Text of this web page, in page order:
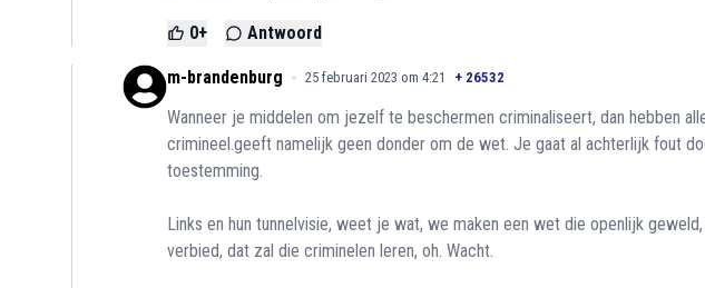
0+ Antwoord
m-brandenburg 25 februari 2023 om 4:21 + 26532
Wanneer je middelen om jezelf te beschermen criminaliseert, dan hebben
crimineel.geeft namelijk geen donder om de wet. Je gaat al achterlijk fout
toestemming.
Links en hun tunnelvisie, weet je wat, we maken een wet die openlijk
verbied, dat zal die criminelen leren, oh. Wacht.